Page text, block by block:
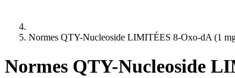
Normes QTY-Nucleoside LIMITÉES 8-Oxo-dA (1
Normes QTY-Nucleoside